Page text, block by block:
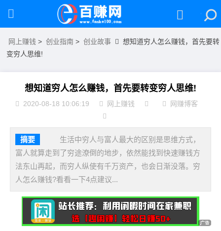
网上赚钱 > 创业指南 > 创业故事
想知道穷人怎么赚钱，首先要转
变穷人思维!
想知道穷人怎么赚钱，首先要转变穷人思维!
2020-08-18 10:06:19 网上赚钱 网赚博客
摘要
生活中穷人与富人最大的区别是思维方式，
富人就算走到了穷途潦倒的地步，依然能找到快速赚钱方
法东山再起，而穷人纵使有千万资产，也会日渐没落。穷
人怎么赚钱?看看一下4点建议...